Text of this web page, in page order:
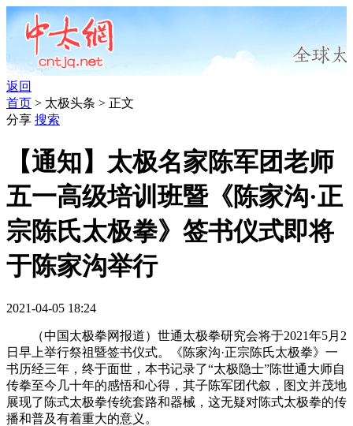
返回
首页 > 太极头条 > 正文
分享 搜索
【通知】太极名家陈军团老师
五一高级培训班暨《陈家沟·正
宗陈氏太极拳》签书仪式即将
于陈家沟举行
2021-04-05 18:24
（中国太极拳网报道）世通太极拳研究会将于2021年5月2
日早上举行祭祖暨签书仪式。《陈家沟·正宗陈氏太极拳》一
书历经三年，终于面世，本书记录了“太极隐士”陈世通大师自
传拳至今几十年的感悟和心得，其子陈军团代叙，图文并茂地
展现了陈式太极拳传统套路和器械，这无疑对陈式太极拳的传
播和普及有着重大的意义。